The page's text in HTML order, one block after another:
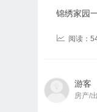
锦绣家园
阅读：
游客
房产/